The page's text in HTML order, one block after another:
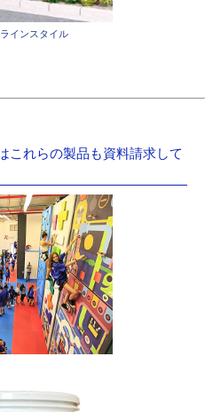
インスタイル
これらの製品も資料請求して